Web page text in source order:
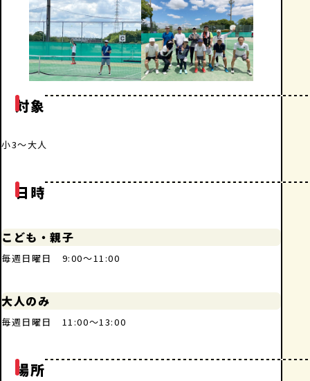
対象
小3～大人
日時
こども・親子
毎週日曜日 9:00～11:00
大人のみ
毎週日曜日 11:00～13:00
場所